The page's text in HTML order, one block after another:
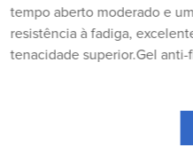
tempo aberto moderado e
resistência à fadiga,
tenacidade superior.Gel anti-